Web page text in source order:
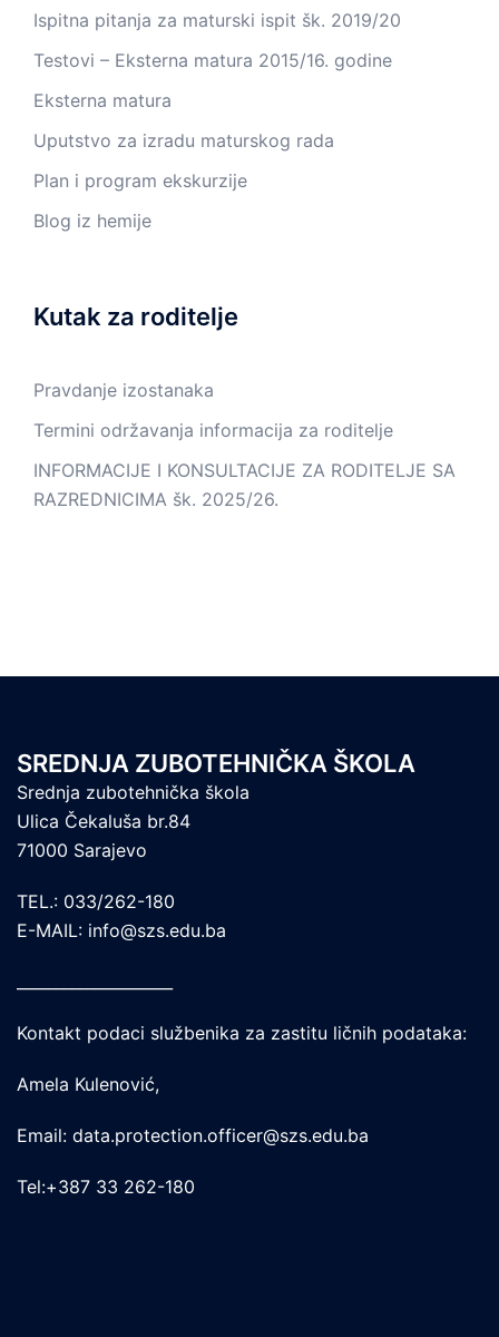
Ispitna pitanja za maturski ispit šk. 2019/20
Testovi – Eksterna matura 2015/16. godine
Eksterna matura
Uputstvo za izradu maturskog rada
Plan i program ekskurzije
Blog iz hemije
Kutak za roditelje
Pravdanje izostanaka
Termini održavanja informacija za roditelje
INFORMACIJE I KONSULTACIJE ZA RODITELJE SA
RAZREDNICIMA šk. 2025/26.
SREDNJA ZUBOTEHNIČKA ŠKOLA
Srednja zubotehnička škola
Ulica Čekaluša br.84
71000 Sarajevo
TEL.: 033/262-180
E-MAIL: info@szs.edu.ba
Kontakt podaci službenika za zastitu ličnih podataka:
Amela Kulenović,
Email: data.protection.officer@szs.edu.ba
Tel:+387 33 262-180